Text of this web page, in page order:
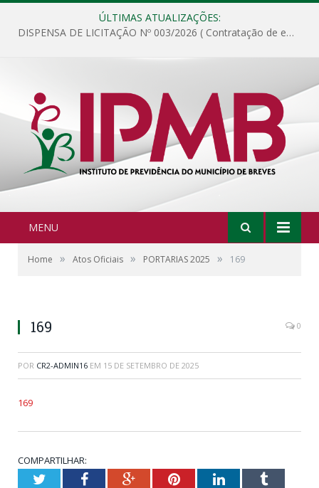
ÚLTIMAS ATUALIZAÇÕES:
DISPENSA DE LICITAÇÃO Nº 003/2026 ( Contratação de empresa para fornecimento de gêneros alimentícios não perecíveis, materiais de expediente, descartáveis, copa e cozinha, para análise e posterior publicação.)
MENU
Home » Atos Oficiais » PORTARIAS 2025 » 169
169 0
POR CR2-ADMIN16 EM 15 DE SETEMBRO DE 2025
169
COMPARTILHAR:
TwitterFacebookGoogle+PinterestLinkedInTumblr